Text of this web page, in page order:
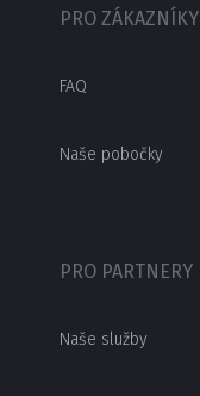
PRO ZÁKAZNÍKY
FAQ
Naše pobočky
PRO PARTNERY
Naše služby